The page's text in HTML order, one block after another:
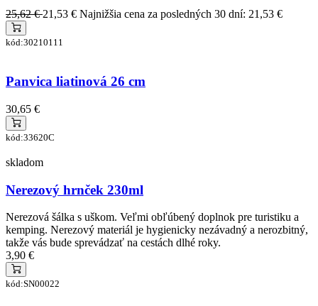
25,62 €21,53 € Najnižšia cena za posledných 30 dní: 21,53 €
kód:30210111
Panvica liatinová 26 cm
30,65 €
kód:33620C
skladom
Nerezový hrnček 230ml
Nerezová šálka s uškom. Veľmi obľúbený doplnok pre turistiku a
kemping. Nerezový materiál je hygienicky nezávadný a nerozbitný,
takže vás bude sprevádzať na cestách dlhé roky.
3,90 €
kód:SN00022